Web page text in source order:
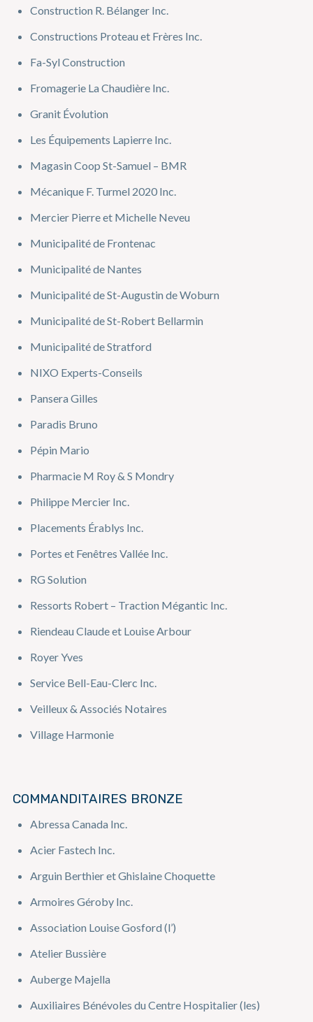
Construction R. Bélanger Inc.
Constructions Proteau et Frères Inc.
Fa-Syl Construction
Fromagerie La Chaudière Inc.
Granit Évolution
Les Équipements Lapierre Inc.
Magasin Coop St-Samuel – BMR
Mécanique F. Turmel 2020 Inc.
Mercier Pierre et Michelle Neveu
Municipalité de Frontenac
Municipalité de Nantes
Municipalité de St-Augustin de Woburn
Municipalité de St-Robert Bellarmin
Municipalité de Stratford
NIXO Experts-Conseils
Pansera Gilles
Paradis Bruno
Pépin Mario
Pharmacie M Roy & S Mondry
Philippe Mercier Inc.
Placements Érablys Inc.
Portes et Fenêtres Vallée Inc.
RG Solution
Ressorts Robert – Traction Mégantic Inc.
Riendeau Claude et Louise Arbour
Royer Yves
Service Bell-Eau-Clerc Inc.
Veilleux & Associés Notaires
Village Harmonie
COMMANDITAIRES BRONZE
Abressa Canada Inc.
Acier Fastech Inc.
Arguin Berthier et Ghislaine Choquette
Armoires Géroby Inc.
Association Louise Gosford (l’)
Atelier Bussière
Auberge Majella
Auxiliaires Bénévoles du Centre Hospitalier (les)